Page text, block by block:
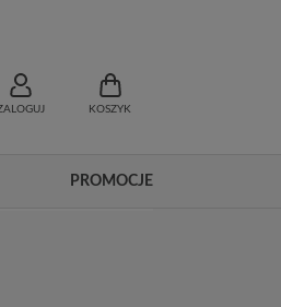
KOSZYK
PROMOCJE